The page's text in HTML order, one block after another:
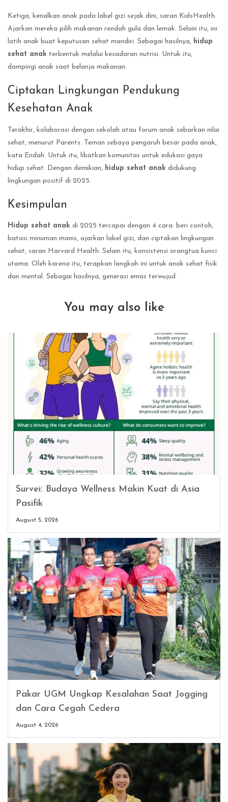
Ketiga, kenalkan anak pada label gizi sejak dini, saran KidsHealth.
Ajarkan mereka pilih makanan rendah gula dan lemak. Selain itu, ini
latih anak buat keputusan sehat mandiri. Sebagai hasilnya, hidup
sehat anak terbentuk melalui kesadaran nutrisi. Untuk itu,
dampingi anak saat belanja makanan.
Ciptakan Lingkungan Pendukung
Kesehatan Anak
Terakhir, kolaborasi dengan sekolah atau forum anak sebarkan nilai
sehat, menurut Parents. Teman sebaya pengaruh besar pada anak,
kata Endah. Untuk itu, libatkan komunitas untuk edukasi gaya
hidup sehat. Dengan demikian, hidup sehat anak didukung
lingkungan positif di 2025.
Kesimpulan
Hidup sehat anak di 2025 tercapai dengan 4 cara: beri contoh,
batasi minuman manis, ajarkan label gizi, dan ciptakan lingkungan
sehat, saran Harvard Health. Selain itu, konsistensi orangtua kunci
utama. Oleh karena itu, terapkan langkah ini untuk anak sehat fisik
dan mental. Sebagai hasilnya, generasi emas terwujud.
You may also like
Survei: Budaya Wellness Makin Kuat di Asia
Pasifik
August 5, 2026
Pakar UGM Ungkap Kesalahan Saat Jogging
dan Cara Cegah Cedera
August 4, 2026